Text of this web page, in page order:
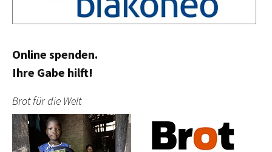
Online spenden.
Ihre Gabe hilft!
Brot für die Welt